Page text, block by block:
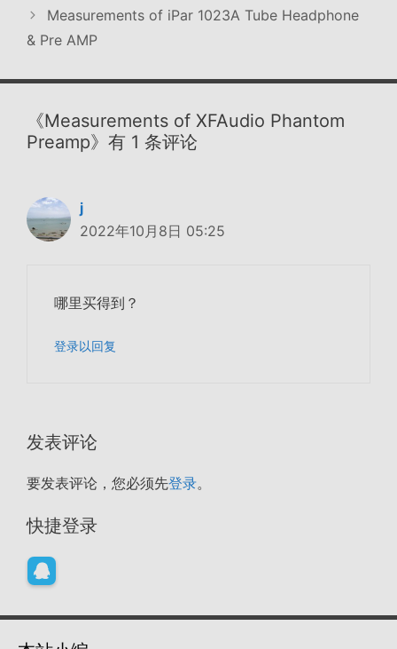
Measurements of iPar 1023A Tube Headphone
& Pre AMP
《Measurements of XFAudio Phantom
Preamp》有 1 条评论
j
2022年10月8日 05:25
哪里买得到？
登录以回复
发表评论
要发表评论，您必须先登录。
快捷登录